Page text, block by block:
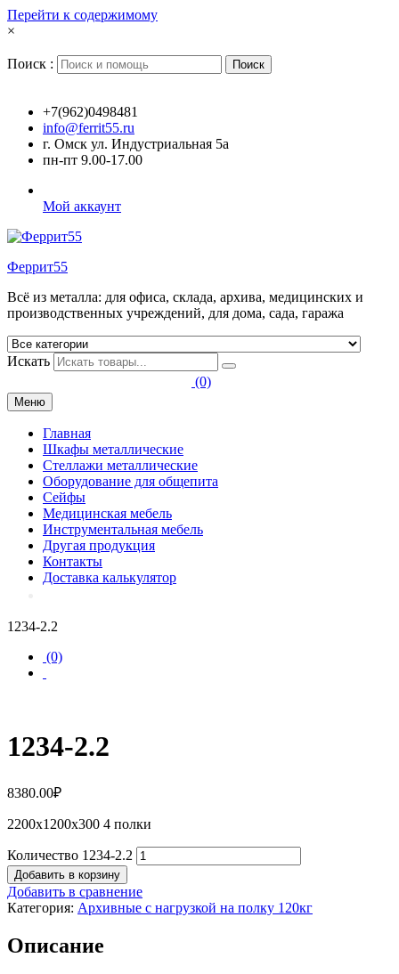
Перейти к содержимому
×
Поиск : Поиск
+7(962)0498481
info@ferrit55.ru
г. Омск ул. Индустриальная 5а
пн-пт 9.00-17.00
Мой аккаунт
Феррит55
Всё из металла: для офиса, склада, архива, медицинских и
производственных учреждений, для дома, сада, гаража
Искать
(0)
Меню
Главная
Шкафы металлические
Стеллажи металлические
Оборудование для общепита
Сейфы
Медицинская мебель
Инструментальная мебель
Другая продукция
Контакты
Доставка калькулятор
1234-2.2
(0)
1234-2.2
8380.00₽
2200х1200х300 4 полки
Количество 1234-2.2
Добавить в корзину
Добавить в сравнение
Категория: Архивные с нагрузкой на полку 120кг
Описание